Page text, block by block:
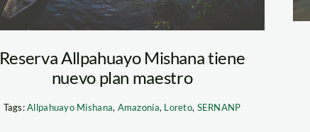
Reserva Allpahuayo Mishana tiene
nuevo plan maestro
Tags:Allpahuayo Mishana, Amazonía, Loreto, SERNANP